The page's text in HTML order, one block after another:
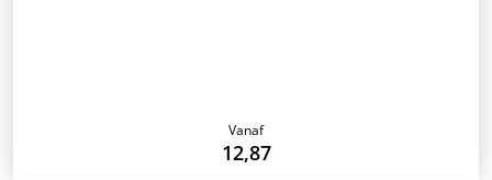
Vanaf
12,87